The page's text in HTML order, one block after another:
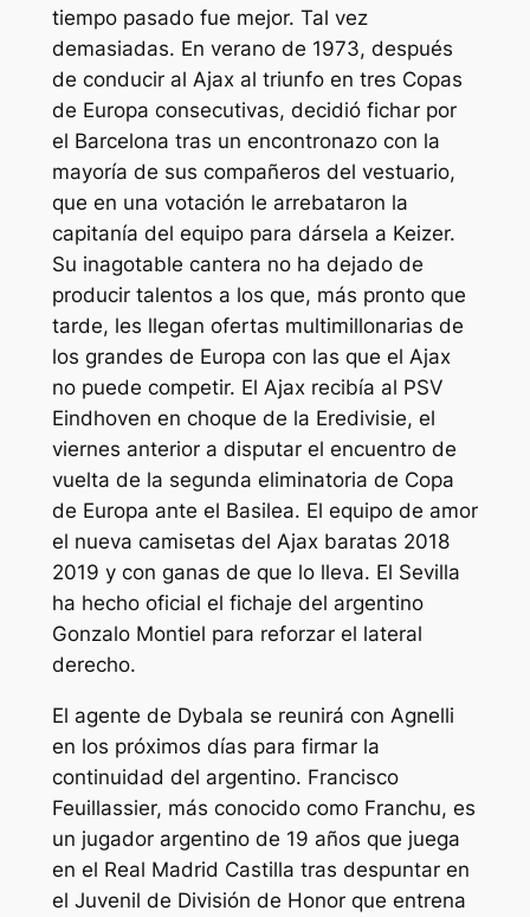
tiempo pasado fue mejor. Tal vez
demasiadas. En verano de 1973, después
de conducir al Ajax al triunfo en tres Copas
de Europa consecutivas, decidió fichar por
el Barcelona tras un encontronazo con la
mayoría de sus compañeros del vestuario,
que en una votación le arrebataron la
capitanía del equipo para dársela a Keizer.
Su inagotable cantera no ha dejado de
producir talentos a los que, más pronto que
tarde, les llegan ofertas multimillonarias de
los grandes de Europa con las que el Ajax
no puede competir. El Ajax recibía al PSV
Eindhoven en choque de la Eredivisie, el
viernes anterior a disputar el encuentro de
vuelta de la segunda eliminatoria de Copa
de Europa ante el Basilea. El equipo de amor
el nueva camisetas del Ajax baratas 2018
2019 y con ganas de que lo lleva. El Sevilla
ha hecho oficial el fichaje del argentino
Gonzalo Montiel para reforzar el lateral
derecho.
El agente de Dybala se reunirá con Agnelli
en los próximos días para firmar la
continuidad del argentino. Francisco
Feuillassier, más conocido como Franchu, es
un jugador argentino de 19 años que juega
en el Real Madrid Castilla tras despuntar en
el Juvenil de División de Honor que entrena